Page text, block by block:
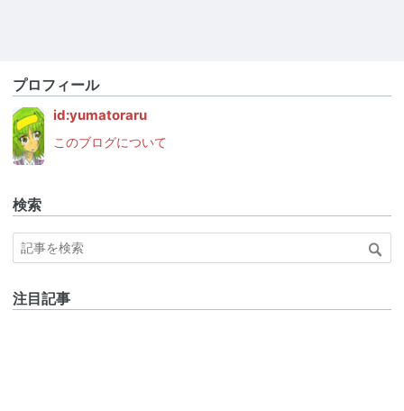
プロフィール
id:yumatoraru
このブログについて
検索
注目記事